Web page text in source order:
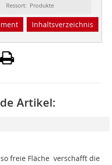
Ressort: Produkte
Inhaltsverzeichnis
Artikel:
freie Fläche  verschafft die